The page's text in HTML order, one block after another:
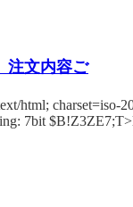
注文内容ご
html; charset=iso-
7bit